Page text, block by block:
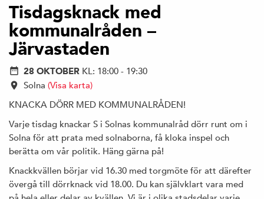
Tisdagsknack med
kommunalråden –
Järvastaden
28 OKTOBER KL: 18:00 - 19:30
Solna (Visa karta)
KNACKA DÖRR MED KOMMUNALRÅDEN!
Varje tisdag knackar S i Solnas kommunalråd dörr runt om i
Solna för att prata med solnaborna, få kloka inspel och
berätta om vår politik. Häng gärna på!
Knackkvällen börjar vid 16.30 med torgmöte för att därefter
övergå till dörrknack vid 18.00. Du kan självklart vara med